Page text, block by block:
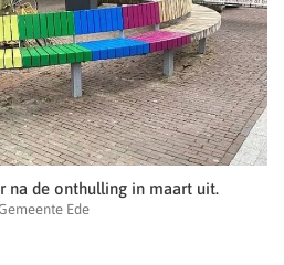
na de onthulling in maart uit.
Ede